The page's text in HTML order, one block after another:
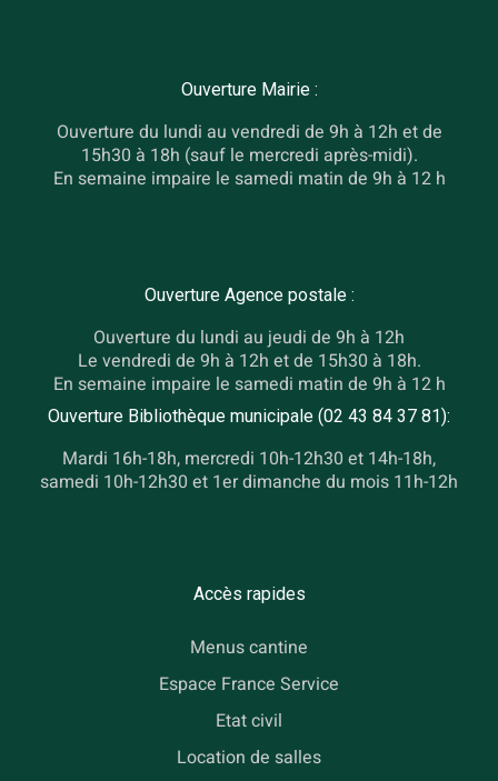
Ouverture Mairie :
Ouverture du lundi au vendredi de 9h à 12h et de
15h30 à 18h (sauf le mercredi après-midi).
En semaine impaire le samedi matin de 9h à 12 h
Ouverture Agence postale :
Ouverture du lundi au jeudi de 9h à 12h
Le vendredi de 9h à 12h et de 15h30 à 18h.
En semaine impaire le samedi matin de 9h à 12 h
Ouverture Bibliothèque municipale (02 43 84 37 81):
Mardi 16h-18h, mercredi 10h-12h30 et 14h-18h,
samedi 10h-12h30 et 1er dimanche du mois 11h-12h
Accès rapides
Menus cantine
Espace France Service
Etat civil
Location de salles